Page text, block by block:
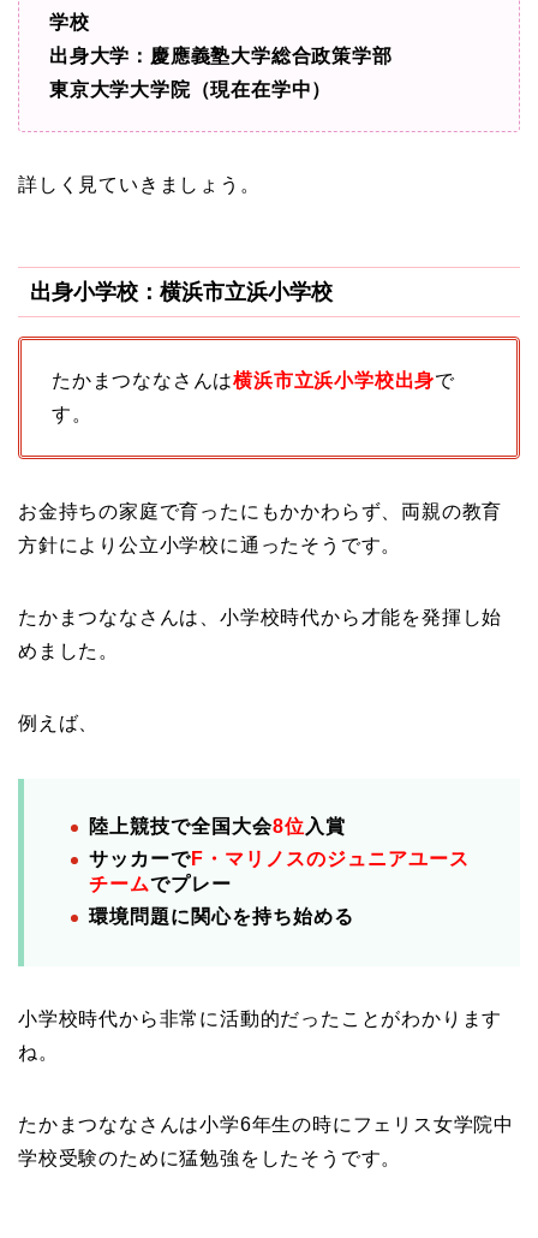
学校
出身大学：慶應義塾大学総合政策学部
東京大学大学院（現在在学中）
詳しく見ていきましょう。
出身小学校：横浜市立浜小学校
たかまつななさんは横浜市立浜小学校出身で
す。
お金持ちの家庭で育ったにもかかわらず、両親の教育
方針により公立小学校に通ったそうです。
たかまつななさんは、小学校時代から才能を発揮し始
めました。
例えば、
陸上競技で全国大会8位 入賞
サッカーでF・マリノスのジュニアユース
チームでプレー
環境問題に関心を持ち始める
小学校時代から非常に活動的だったことがわかります
ね。
たかまつななさんは小学6年生の時にフェリス女学院中
学校受験のために猛勉強をしたそうです。